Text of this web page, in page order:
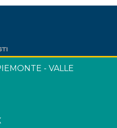
- VALLE